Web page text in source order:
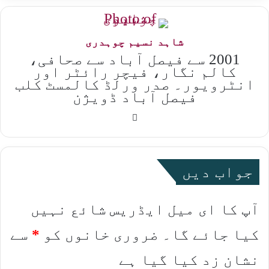
شاہد نسیم چوہدری
2001 سے فیصل آباد سے صحافی،
کالم نگار، فیچر رائٹر اور
انٹرویور۔ صدر ورلڈ کالمسٹ کلب
فیصل آباد ڈویژن
جواب دیں
آپ کا ای میل ایڈریس شائع نہیں
کیا جائے گا۔
ضروری خانوں کو * سے
نشان زد کیا گیا ہے